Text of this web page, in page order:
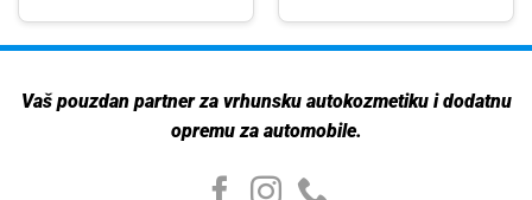
Vaš pouzdan partner za vrhunsku autokozmetiku i dodatnu
opremu za automobile.